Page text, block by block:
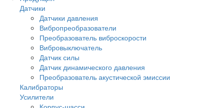
Датчики
Датчики давления
Вибропреобразователи
Преобразователь виброскорости
Вибровыключатель
Датчик силы
Датчик динамического давления
Преобразователь акустической эмиссии
Калибраторы
Усилители